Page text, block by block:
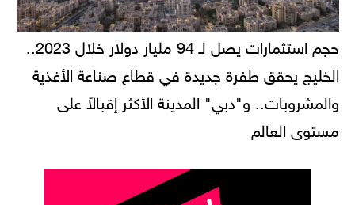
حجم استثمارات يصل لـ 94 مليار دولار خلال 2023..
الخليج يحقق طفرة جديدة في قطاع صناعة الأغذية
والمشروبات.. و"دبي" المدينة الأكثر إقبالاً على
مستوى العالم